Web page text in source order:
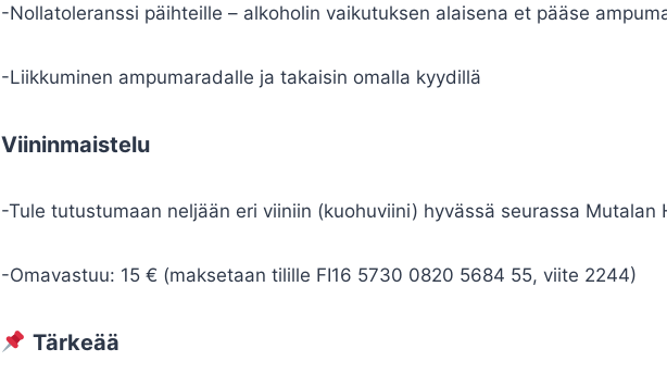
-Nollatoleranssi päihteille – alkoholin vaikutuksen alaisena et pääse
-Liikkuminen ampumaradalle ja takaisin omalla kyydillä
Viininmaistelu
-Tule tutustumaan neljään eri viiniin (kuohuviini) hyvässä seurassa Mutalan
-Omavastuu: 15 € (maksetaan tilille FI16 5730 0820 5684 55, viite 2244)
Tärkeää